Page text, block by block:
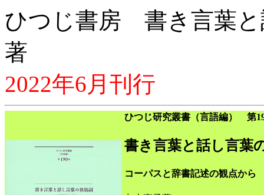
ひつじ書房 書き言葉
著
2022年6月刊行
ひつじ研究叢書（言語編） 第
書き言葉と話し言葉
コーパスと辞書記述の観点から